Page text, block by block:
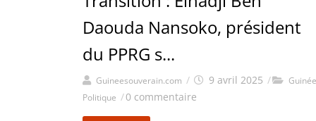
Daouda Nansoko, président
du PPRG s...
Guineesouverain.com / 9 avril 2025 /
Guinée
Politique /0 commentaire